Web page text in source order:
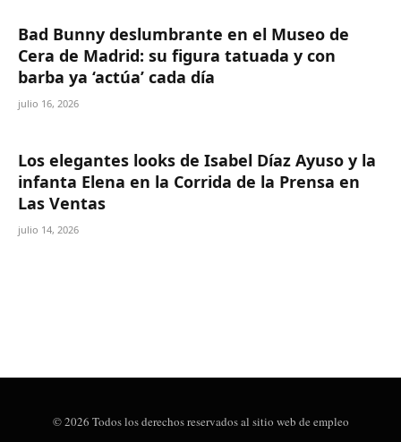
Bad Bunny deslumbrante en el Museo de
Cera de Madrid: su figura tatuada y con
barba ya ‘actúa’ cada día
julio 16, 2026
Los elegantes looks de Isabel Díaz Ayuso y la
infanta Elena en la Corrida de la Prensa en
Las Ventas
julio 14, 2026
© 2026 Todos los derechos reservados al sitio web de empleo